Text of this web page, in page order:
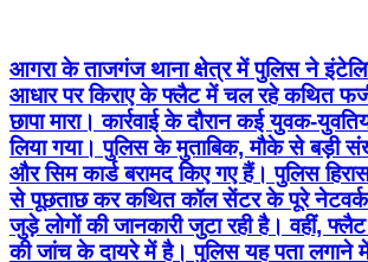
आगरा के ताजगंज थाना क्षेत्र में पुलिस ने
आधार पर किराए के फ्लैट में चल रहे कथित
छापा मारा। कार्रवाई के दौरान कई युवक-
लिया गया। पुलिस के मुताबिक, मौके से बड़ी
और सिम कार्ड बरामद किए गए हैं। पुलिस
से पूछताछ कर कथित कॉल सेंटर के पूरे
जुड़े लोगों की जानकारी जुटा रही है। वहीं,
की जांच के दायरे में है। पुलिस यह पता लगाने